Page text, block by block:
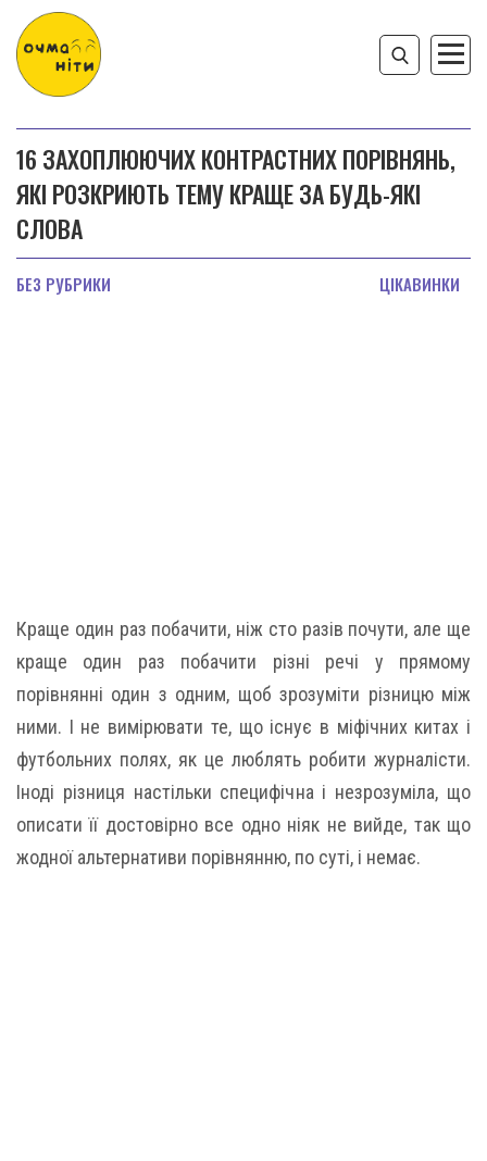
16 ЗАХОПЛЮЮЧИХ КОНТРАСТНИХ ПОРІВНЯНЬ,
ЯКІ РОЗКРИЮТЬ ТЕМУ КРАЩЕ ЗА БУДЬ-ЯКІ
СЛОВА
БЕЗ РУБРИКИ ЦІКАВИНКИ
Краще один раз побачити, ніж сто разів почути, але ще
краще один раз побачити різні речі у прямому
порівнянні один з одним, щоб зрозуміти різницю між
ними. І не вимірювати те, що існує в міфічних китах і
футбольних полях, як це люблять робити журналісти.
Іноді різниця настільки специфічна і незрозуміла, що
описати її достовірно все одно ніяк не вийде, так що
жодної альтернативи порівнянню, по суті, і немає.